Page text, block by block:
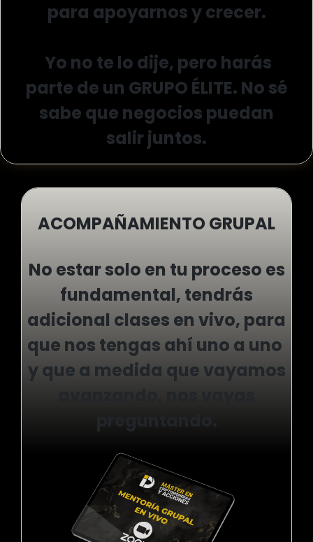
para apoyarnos y crecer.
Yo no te lo dije, pero harás
parte de un GRUPO ÉLITE. No sé
sabe que negocios puedan
salir juntos.
ACOMPAÑAMIENTO GRUPAL
No estar solo en tu proceso es
fundamental, tendrás
adicional clases en vivo, para
que nos tengas ahí uno a uno
y que a medida que vayamos